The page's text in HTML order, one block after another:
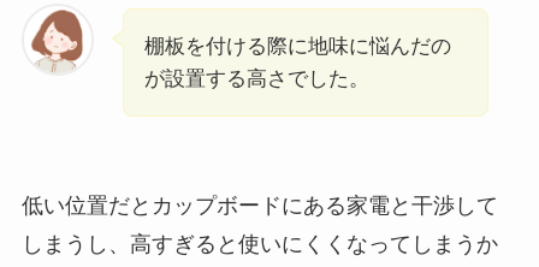
棚板を付ける際に地味に悩んだの
が設置する高さでした。
低い位置だとカップボードにある家電と干渉して
しまうし、高すぎると使いにくくなってしまうか